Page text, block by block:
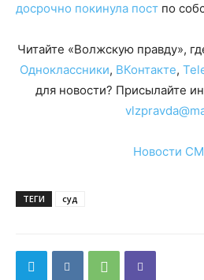
досрочно покинула пост по
Читайте «Волжскую правду»,
Одноклассники, ВКонтакте,
для новости? Присылайте
Новости
ТЕГИ суд